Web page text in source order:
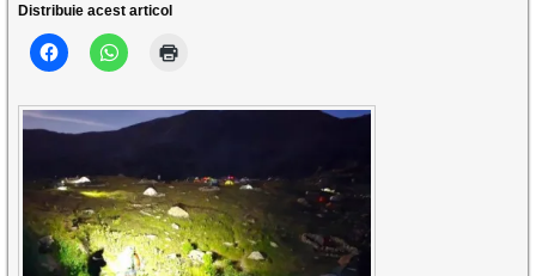
Distribuie acest articol